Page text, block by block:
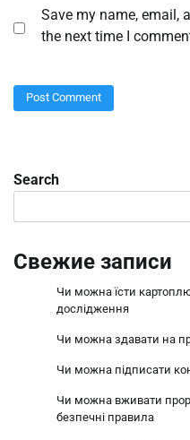
Save my name, email,
the next time I
Search
Свежие записи
Чи можна їсти
дослідження
Чи можна здавати на
Чи можна підписати
Чи можна вживати
безпечні правила